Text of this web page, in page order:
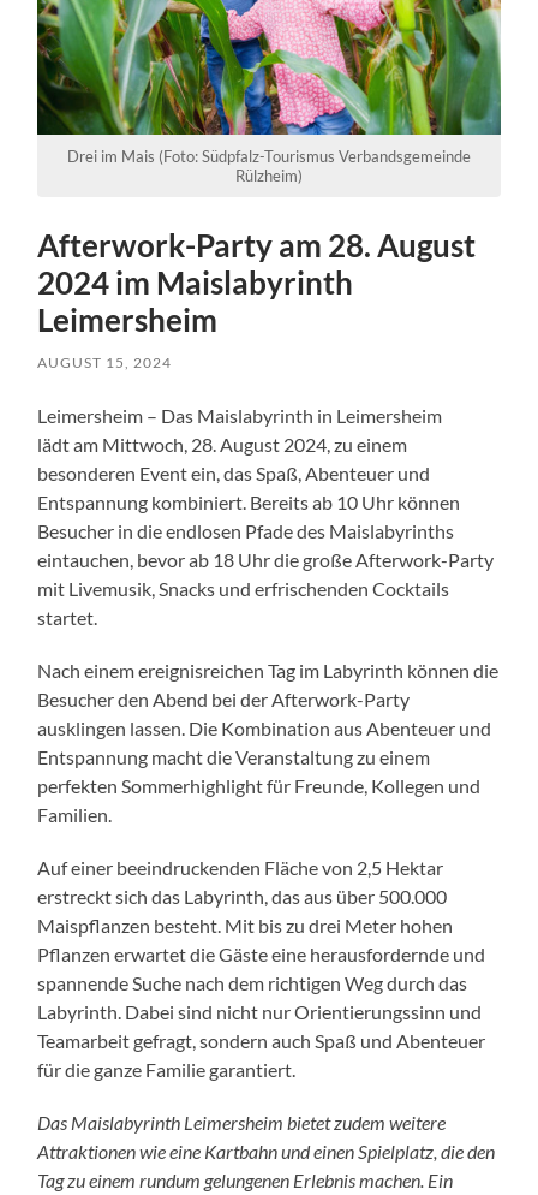
Drei im Mais (Foto: Südpfalz-Tourismus Verbandsgemeinde
Rülzheim)
Afterwork-Party am 28. August
2024 im Maislabyrinth
Leimersheim
AUGUST 15, 2024
Leimersheim – Das Maislabyrinth in Leimersheim
lädt am Mittwoch, 28. August 2024, zu einem
besonderen Event ein, das Spaß, Abenteuer und
Entspannung kombiniert. Bereits ab 10 Uhr können
Besucher in die endlosen Pfade des Maislabyrinths
eintauchen, bevor ab 18 Uhr die große Afterwork-Party
mit Livemusik, Snacks und erfrischenden Cocktails
startet.
Nach einem ereignisreichen Tag im Labyrinth können die
Besucher den Abend bei der Afterwork-Party
ausklingen lassen. Die Kombination aus Abenteuer und
Entspannung macht die Veranstaltung zu einem
perfekten Sommerhighlight für Freunde, Kollegen und
Familien.
Auf einer beeindruckenden Fläche von 2,5 Hektar
erstreckt sich das Labyrinth, das aus über 500.000
Maispflanzen besteht. Mit bis zu drei Meter hohen
Pflanzen erwartet die Gäste eine herausfordernde und
spannende Suche nach dem richtigen Weg durch das
Labyrinth. Dabei sind nicht nur Orientierungssinn und
Teamarbeit gefragt, sondern auch Spaß und Abenteuer
für die ganze Familie garantiert.
Das Maislabyrinth Leimersheim bietet zudem weitere
Attraktionen wie eine Kartbahn und einen Spielplatz, die den
Tag zu einem rundum gelungenen Erlebnis machen. Ein